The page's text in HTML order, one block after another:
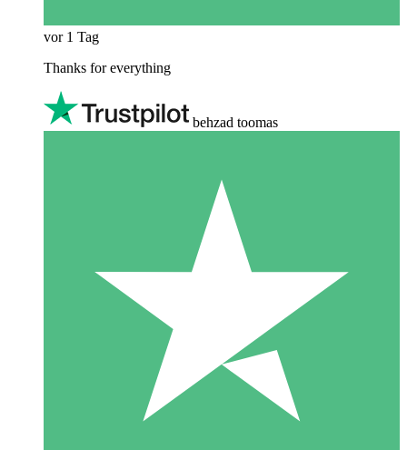
vor 1 Tag
Thanks for everything
behzad toomas